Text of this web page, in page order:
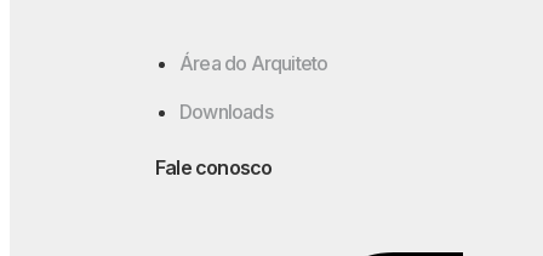
Área do Arquiteto
Downloads
Fale conosco